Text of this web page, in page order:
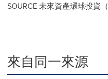
SOURCE 未來資產環球投資
來自同一來源